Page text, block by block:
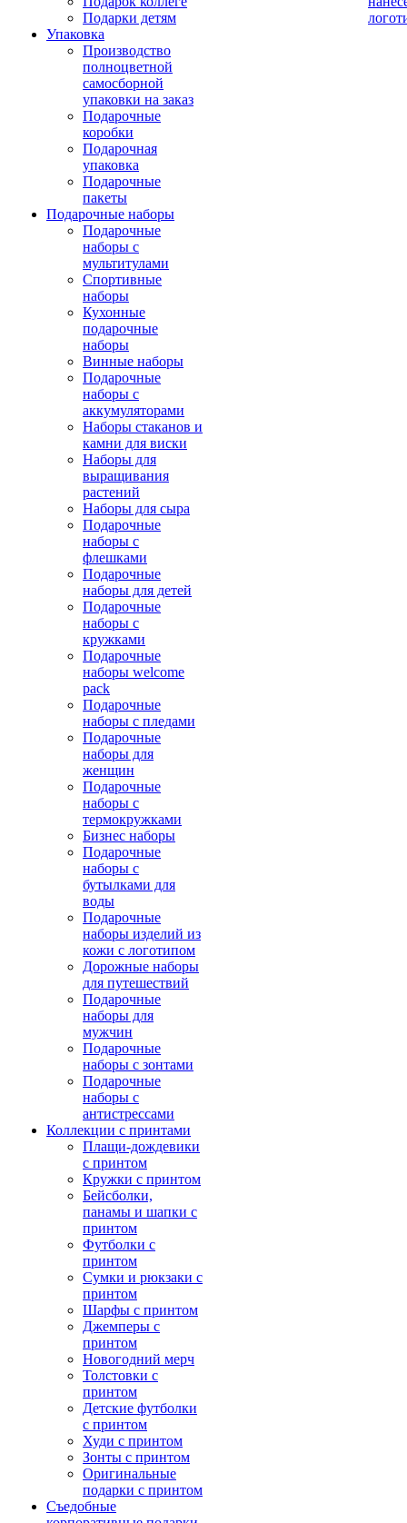
Подарки детям
Упаковка
Производство
полноцветной
самосборной
упаковки на заказ
Подарочные
коробки
Подарочная
упаковка
Подарочные
пакеты
Подарочные наборы
Подарочные
наборы с
мультитулами
Спортивные
наборы
Кухонные
подарочные
наборы
Винные наборы
Подарочные
наборы с
аккумуляторами
Наборы стаканов и
камни для виски
Наборы для
выращивания
растений
Наборы для сыра
Подарочные
наборы с
флешками
Подарочные
наборы для детей
Подарочные
наборы с
кружками
Подарочные
наборы welcome
pack
Подарочные
наборы с пледами
Подарочные
наборы для
женщин
Подарочные
наборы с
термокружками
Бизнес наборы
Подарочные
наборы с
бутылками для
воды
Подарочные
наборы изделий из
кожи с логотипом
Дорожные наборы
для путешествий
Подарочные
наборы для
мужчин
Подарочные
наборы с зонтами
Подарочные
наборы с
антистрессами
Коллекции с принтами
Плащи-дождевики
с принтом
Кружки с принтом
Бейсболки,
панамы и шапки с
принтом
Футболки с
принтом
Сумки и рюкзаки с
принтом
Шарфы с принтом
Джемперы с
принтом
Новогодний мерч
Толстовки с
принтом
Детские футболки
с принтом
Худи с принтом
Зонты с принтом
Оригинальные
подарки с принтом
Съедобные